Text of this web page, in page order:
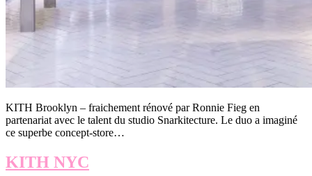
KITH Brooklyn – fraichement rénové par Ronnie Fieg en
partenariat avec le talent du studio Snarkitecture. Le duo a imaginé
ce superbe concept-store…
KITH NYC